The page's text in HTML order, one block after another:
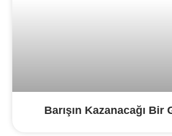
Barışın Kazanacağı Bir